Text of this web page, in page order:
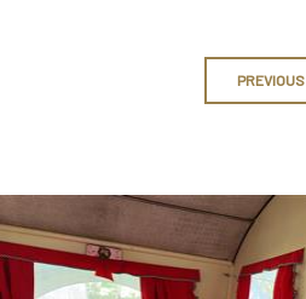
PREVIOUS